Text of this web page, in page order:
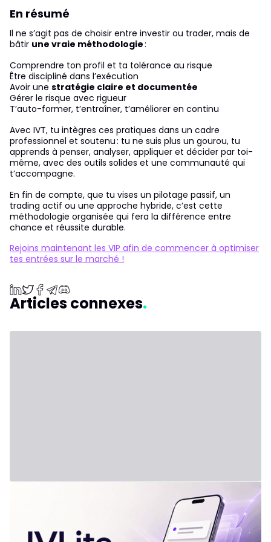
En résumé
Il ne s’agit pas de choisir entre investir ou trader, mais de
bâtir une vraie méthodologie:
Comprendre ton profil et ta tolérance au risque
Être discipliné dans l’exécution
Avoir une stratégie claire et documentée
Gérer le risque avec rigueur
T’auto-former, t’entraîner, t’améliorer en continu
Avec IVT, tu intègres ces pratiques dans un cadre
professionnel et soutenu : tu ne suis plus un gourou, tu
apprends à penser, analyser, appliquer et décider par toi-
même, avec des outils solides et une communauté qui
t’accompagne.
En fin de compte, que tu vises un pilotage passif, un
trading actif ou une approche hybride, c’est cette
méthodologie organisée qui fera la différence entre
chance et réussite durable.
Rejoins maintenant les VIP afin de commencer à optimiser
tes entrées sur le marché !
Articles connexes
IVLite : l'essentiel d'IVT en notifications, à 29€ par mois Les
plans clairs, les briefs et les débriefs de marché, livrés sur
ton téléphone et ton ordinateur. Rien d'autre. Le problème,